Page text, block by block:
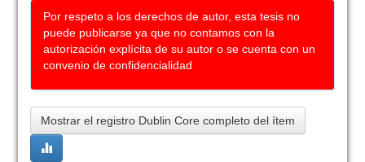
Por respeto a los derechos de autor, esta tesis no
puede publicarse ya que no contamos con la
autorización explícita de su autor o se cuenta con un
convenio de confidencialidad
Mostrar el registro Dublin Core completo del ítem